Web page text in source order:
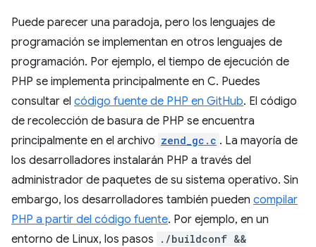
Puede parecer una paradoja, pero los lenguajes de
programación se implementan en otros lenguajes de
programación. Por ejemplo, el tiempo de ejecución de
PHP se implementa principalmente en C. Puedes
consultar el código fuente de PHP en GitHub. El código
de recolección de basura de PHP se encuentra
principalmente en el archivo zend_gc.c . La mayoría de
los desarrolladores instalarán PHP a través del
administrador de paquetes de su sistema operativo. Sin
embargo, los desarrolladores también pueden compilar
PHP a partir del código fuente. Por ejemplo, en un
entorno de Linux, los pasos
./buildconf &&